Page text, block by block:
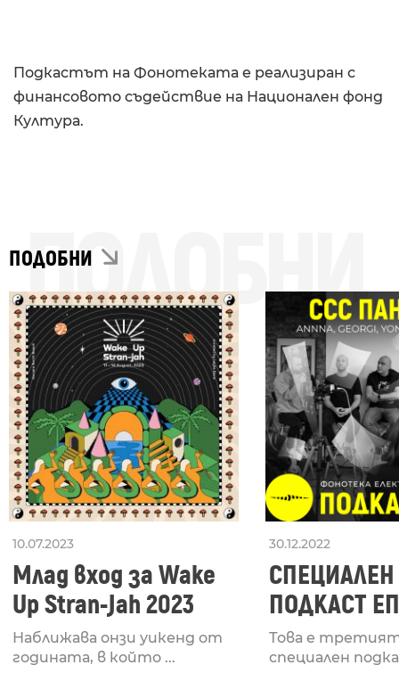
Подкастът на Фонотеката е реализиран с
финансовото съдействие на Национален фонд
Култура.
ПОДОБНИ
ПОДОБНИ
10.07.2023
Млад вход за Wake
Up Stran-Jah 2023
Наближава онзи уикенд от
годината, в който ...
30.12.2022
СПЕЦИАЛЕН
ПОДКАСТ
CCC ПАНЕЛ
Това е
специален